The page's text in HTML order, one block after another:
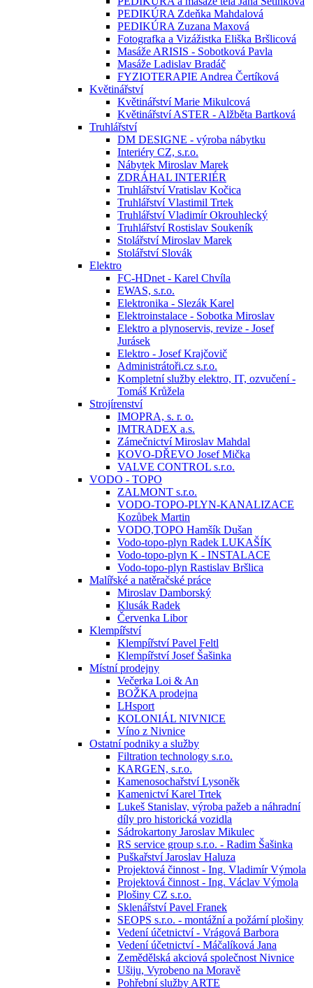
PEDIKÚRA Zdeňka Mahdalová
PEDIKÚRA Zuzana Maxová
Fotografka a Vizážistka Eliška Bršlicová
Masáže ARISIS - Sobotková Pavla
Masáže Ladislav Bradáč
FYZIOTERAPIE Andrea Čertíková
Květinářství
Květinářství Marie Mikulcová
Květinářství ASTER - Alžběta Bartková
Truhlářství
DM DESIGNE - výroba nábytku
Interiéry CZ, s.r.o.
Nábytek Miroslav Marek
ZDRÁHAL INTERIÉR
Truhlářství Vratislav Kočica
Truhlářství Vlastimil Trtek
Truhlářství Vladimír Okrouhlecký
Truhlářství Rostislav Soukeník
Stolářství Miroslav Marek
Stolářství Slovák
Elektro
FC-HDnet - Karel Chvíla
EWAS, s.r.o.
Elektronika - Slezák Karel
Elektroinstalace - Sobotka Miroslav
Elektro a plynoservis, revize - Josef
Jurásek
Elektro - Josef Krajčovič
Administrátoři.cz s.r.o.
Kompletní služby elektro, IT, ozvučení -
Tomáš Krůžela
Strojírenství
IMOPRA, s. r. o.
IMTRADEX a.s.
Zámečnictví Miroslav Mahdal
KOVO-DŘEVO Josef Mička
VALVE CONTROL s.r.o.
VODO - TOPO
ZALMONT s.r.o.
VODO-TOPO-PLYN-KANALIZACE
Kozůbek Martin
VODO,TOPO Hamšík Dušan
Vodo-topo-plyn Radek LUKAŠÍK
Vodo-topo-plyn K - INSTALACE
Vodo-topo-plyn Rastislav Bršlica
Malířské a natěračské práce
Miroslav Damborský
Klusák Radek
Červenka Libor
Klempířství
Klempířství Pavel Feltl
Klempířství Josef Šašinka
Místní prodejny
Večerka Loi & An
BOŽKA prodejna
LHsport
KOLONIÁL NIVNICE
Víno z Nivnice
Ostatní podniky a služby
Filtration technology s.r.o.
KARGEN, s.r.o.
Kamenosochařství Lysoněk
Kamenictví Karel Trtek
Lukeš Stanislav, výroba pažeb a náhradní
díly pro historická vozidla
Sádrokartony Jaroslav Mikulec
RS service group s.r.o. - Radim Šašinka
Puškařství Jaroslav Haluza
Projektová činnost - Ing. Vladimír Výmola
Projektová činnost - Ing. Václav Výmola
Plošiny CZ s.r.o.
Sklenářství Pavel Franek
SEOPS s.r.o. - montážní a požární plošiny
Vedení účetnictví - Vrágová Barbora
Vedení účetnictví - Máčalíková Jana
Zemědělská akciová společnost Nivnice
Ušiju, Vyrobeno na Moravě
Pohřební služby ARTE